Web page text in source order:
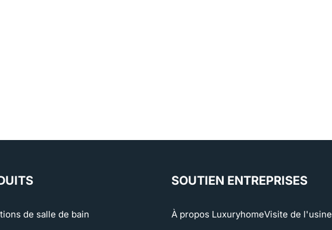
de salle de bain
SOUTIEN ENTREPRISES
À propos LuxuryhomeVisite de l'usine